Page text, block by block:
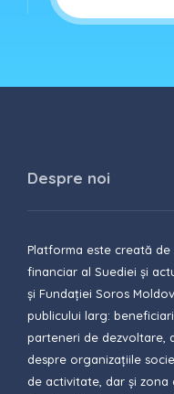
Despre noi
Platforma este creată de
financiar al Suediei și
și Fundației Soros
publicului larg:
parteneri de dezvoltare,
despre organizațiile
de activitate, dar și